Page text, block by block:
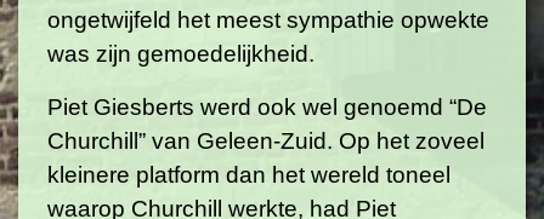
ongetwijfeld het meest sympathie opwekte
was zijn gemoedelijkheid.
Piet Giesberts werd ook wel genoemd “De
Churchill” van Geleen-Zuid. Op het zoveel
kleinere platform dan het wereld toneel
waarop Churchill werkte, had Piet